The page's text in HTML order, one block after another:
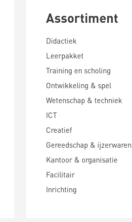
Assortiment
Didactiek
Leerpakket
Training en scholing
Ontwikkeling & spel
Wetenschap & techniek
ICT
Creatief
Gereedschap & ijzerwaren
Kantoor & organisatie
Facilitair
Inrichting